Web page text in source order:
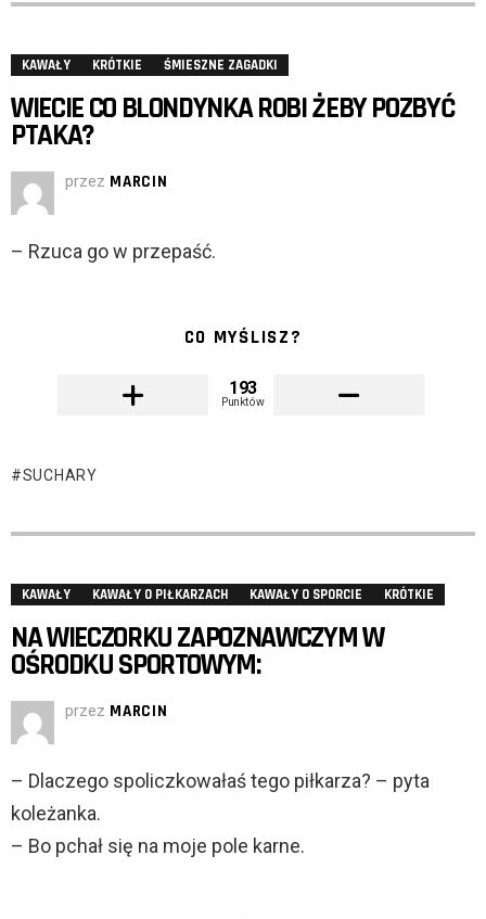
KAWAŁY KRÓTKIE ŚMIESZNE ZAGADKI
WIECIE CO BLONDYNKA ROBI ŻEBY POZBYĆ
PTAKA?
przez MARCIN
– Rzuca go w przepaść.
CO MYŚLISZ?
193
Punktów
SUCHARY
KAWAŁY KAWAŁY O PIŁKARZACH KAWAŁY O SPORCIE KRÓTKIE
NA WIECZORKU ZAPOZNAWCZYM W
OŚRODKU SPORTOWYM:
przez MARCIN
– Dlaczego spoliczkowałaś tego piłkarza? – pyta
koleżanka.
– Bo pchał się na moje pole karne.